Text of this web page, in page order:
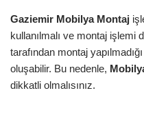
Gaziemir Mobilya Montaj
kullanılmalı ve montaj işlemi
tarafından montaj
oluşabilir. Bu nedenle,
dikkatli olmalısınız.